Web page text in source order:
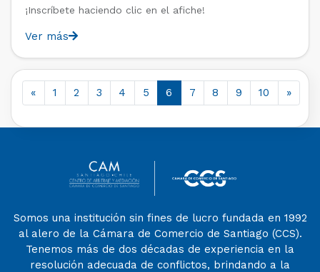
¡Inscríbete haciendo clic en el afiche!
Ver más
« 1 2 3 4 5 6 7 8 9 10 »
Somos una institución sin fines de lucro fundada en 1992
al alero de la Cámara de Comercio de Santiago (CCS).
Tenemos más de dos décadas de experiencia en la
resolución adecuada de conflictos, brindando a la